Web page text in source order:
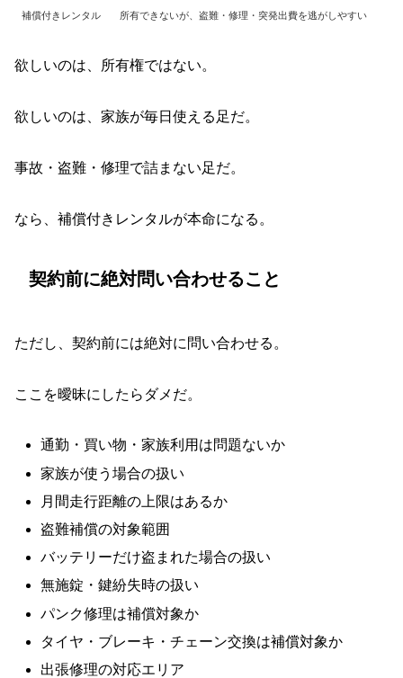
補償付きレンタル 所有できないが、盗難・修理・突発出費を逃がしやすい
欲しいのは、所有権ではない。
欲しいのは、家族が毎日使える足だ。
事故・盗難・修理で詰まない足だ。
なら、補償付きレンタルが本命になる。
契約前に絶対問い合わせること
ただし、契約前には絶対に問い合わせる。
ここを曖昧にしたらダメだ。
通勤・買い物・家族利用は問題ないか
家族が使う場合の扱い
月間走行距離の上限はあるか
盗難補償の対象範囲
バッテリーだけ盗まれた場合の扱い
無施錠・鍵紛失時の扱い
パンク修理は補償対象か
タイヤ・ブレーキ・チェーン交換は補償対象か
出張修理の対応エリア